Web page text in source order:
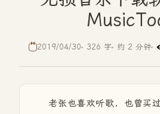
2019/04/30 326 字 约 2 分钟
老张也喜欢听歌，也曾买